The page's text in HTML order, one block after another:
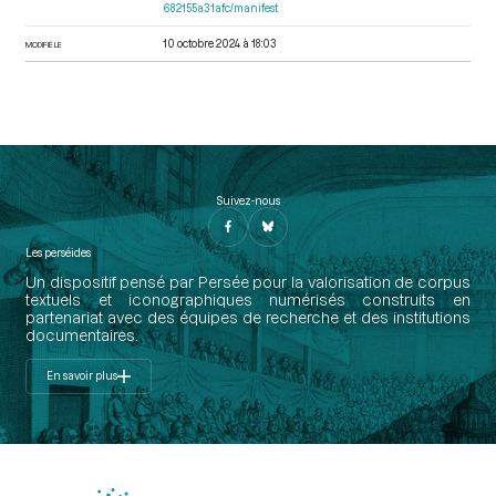
682155a31afc/manifest
MODIFIÉ LE 10 octobre 2024 à 18:03
Suivez-nous
Les perséides
Un dispositif pensé par Persée pour la valorisation de corpus
textuels et iconographiques numérisés construits en
partenariat avec des équipes de recherche et des institutions
documentaires.
En savoir plus